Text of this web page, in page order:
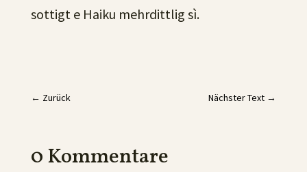
sottigt e Haiku mehrdittlig sì.
← Zurück Nächster Text →
0 Kommentare